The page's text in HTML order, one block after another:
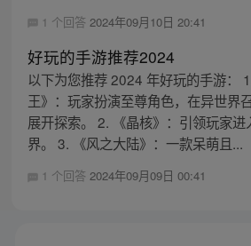
1 个回答 2024年09月10日 20:41
好玩的手游推荐2024
以下为您推荐 2024 年好玩的手游：
王》：玩家扮演至尊角色，在异世界
展开探索。 2. 《晶核》：引领玩家
界。 3. 《风之大陆》：一款呆萌且...
1 个回答 2024年09月09日 00:41